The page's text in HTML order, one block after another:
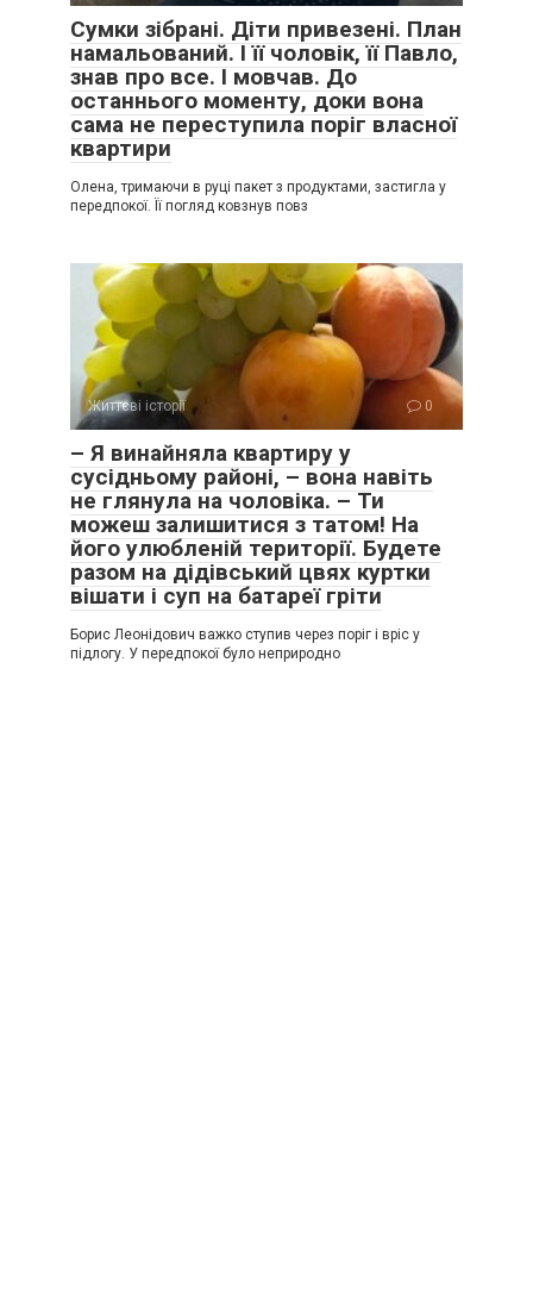
Сумки зібрані. Діти привезені. План
намальований. І її чоловік, її Павло,
знав про все. І мовчав. До
останнього моменту, доки вона
сама не переступила поріг власної
квартири
Олена, тримаючи в руці пакет з продуктами, застигла у
передпокої. Її погляд ковзнув повз
Життєві історії 0
– Я винайняла квартиру у
сусідньому районі, – вона навіть
не глянула на чоловіка. – Ти
можеш залишитися з татом! На
його улюбленій території. Будете
разом на дідівський цвях куртки
вішати і суп на батареї гріти
Борис Леонідович важко ступив через поріг і вріс у
підлогу. У передпокої було неприродно